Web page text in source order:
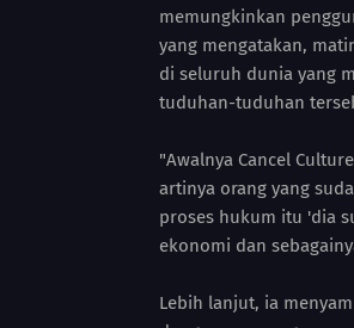
memungkinkan
yang mengatakan,
di seluruh dunia yang
tuduhan-tuduhan
"Awalnya Cancel
artinya orang yang
proses hukum itu 'dia
ekonomi dan
Lebih lanjut, ia